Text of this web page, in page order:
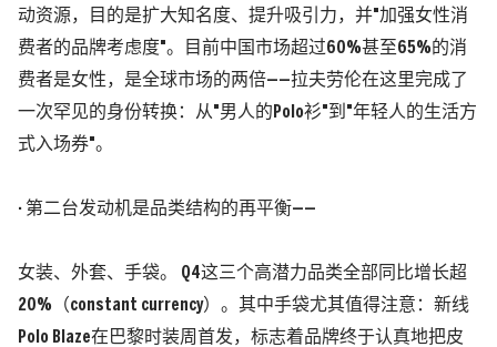
动资源，目的是扩大知名度、提升吸引力，并"加强女性消
费者的品牌考虑度"。
目前中国市场超过60%甚至65%的消
费者是女性，是全球市场的两倍——拉夫劳伦在这里完成了
一次罕见的身份转换：从"男人的Polo衫"到"年轻人的生活方
式入场券"。
· 第二台发动机是品类结构的再平衡——
女装、外套、手袋。 Q4这三个高潜力品类全部同比增长超
20% （constant currency） 。其中手袋尤其值得注意：新线
Polo Blaze在巴黎时装周首发，标志着品牌终于认真地把皮